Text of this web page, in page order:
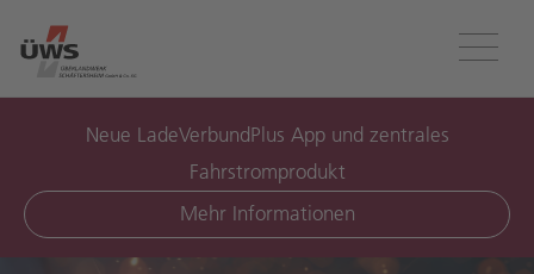
Menü
Neue LadeVerbundPlus App und zentrales
Fahrstromprodukt
Mehr Informationen